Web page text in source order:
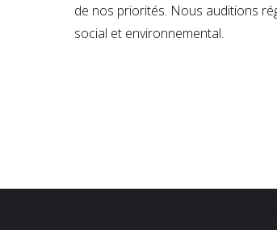
de nos priorités. Nous auditions
social et environnemental.